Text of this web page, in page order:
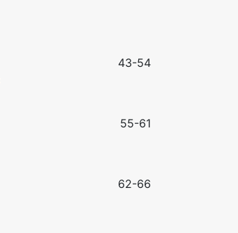
43-54
55-61
62-66